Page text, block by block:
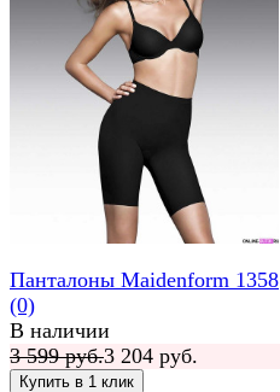
Панталоны Maidenform 1358
(0)
В наличии
3 599 руб.3 204 руб.